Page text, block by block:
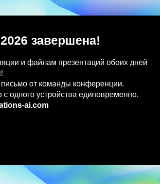
презентаций обоих дней
от команды конференции.
устройства единовременно.
для